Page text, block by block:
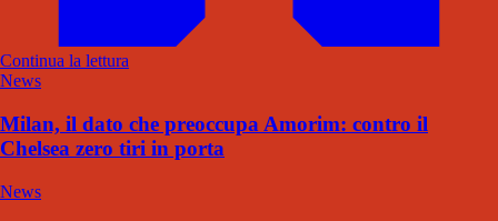
Continua la lettura
News
Milan, il dato che preoccupa Amorim: contro il
Chelsea zero tiri in porta
News